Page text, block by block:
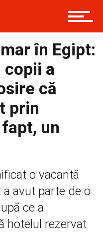
în Egipt:
copii a
că
prin
un
o vacanță
avut parte de o
ce a
hotelul rezervat